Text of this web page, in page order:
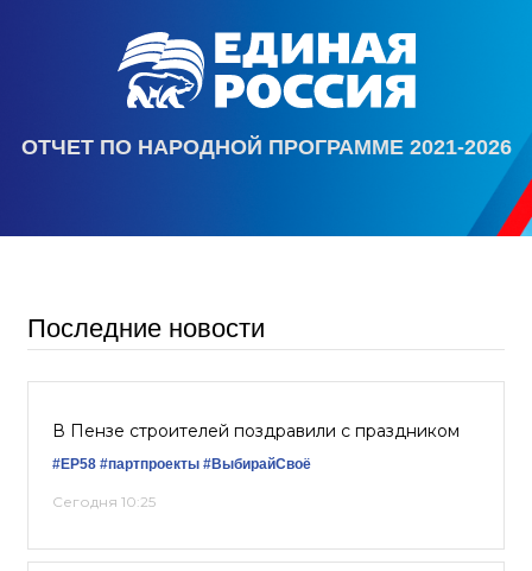
ОТЧЕТ ПО НАРОДНОЙ ПРОГРАММЕ 2021-2026
Последние новости
В Пензе строителей поздравили с праздником
#ЕР58 #партпроекты #ВыбирайСвоё
Сегодня 10:25